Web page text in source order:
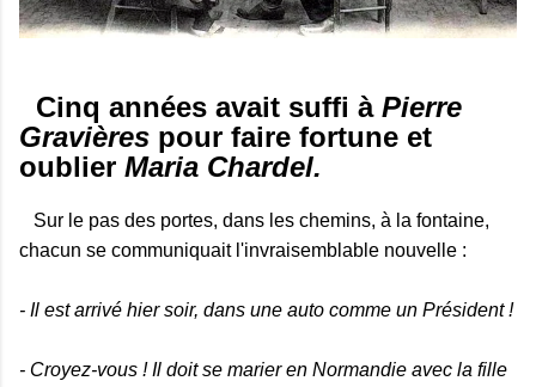
Cinq années avait suffi àPierre
Gravières pour faire fortune et
oublier Maria Chardel.
Sur le pas des portes, dans les chemins, à la fontaine,
chacun se communiquait l'invraisemblable nouvelle :
- Il est arrivé hier soir, dans une auto comme un Président !
- Croyez-vous ! Il doit se marier en Normandie avec la fille